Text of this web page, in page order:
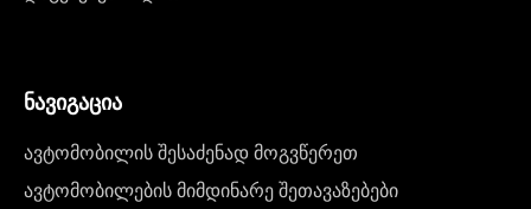
ნავიგაცია
ავტომობილის შესაძენად მოგვწერეთ
ავტომობილების მიმდინარე შეთავაზებები